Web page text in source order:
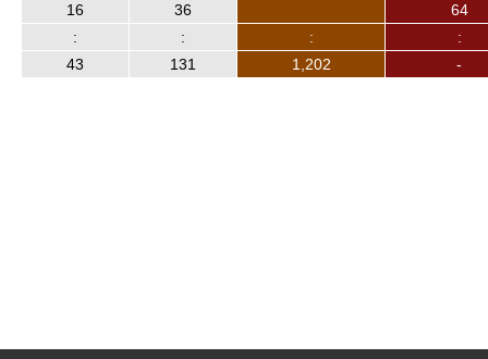
16
36
64
:
: :
:
43
131 1,202 -